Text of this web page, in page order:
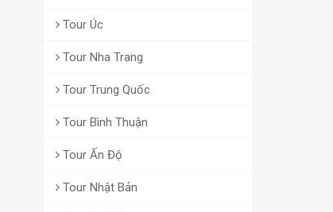
Tour Úc
Tour Nha Trang
Tour Trung Quốc
Tour Bình Thuận
Tour Ấn Độ
Tour Nhật Bản